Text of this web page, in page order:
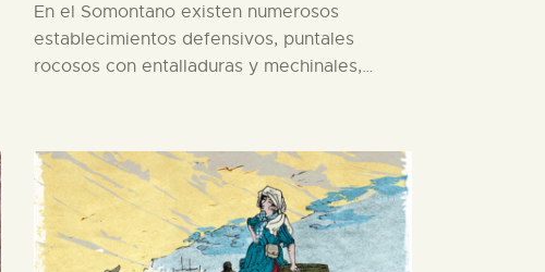
En el Somontano existen numerosos
establecimientos defensivos, puntales
rocosos con entalladuras y mechinales,…